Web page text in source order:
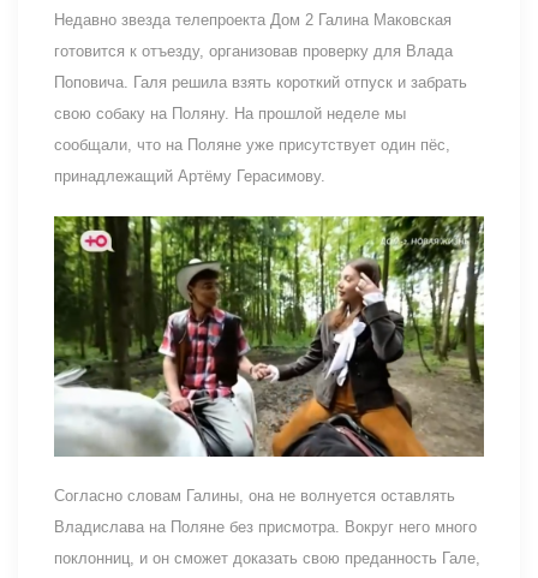
Недавно звезда телепроекта Дом 2 Галина Маковская
готовится к отъезду, организовав проверку для Влада
Поповича. Галя решила взять короткий отпуск и забрать
свою собаку на Поляну. На прошлой неделе мы
сообщали, что на Поляне уже присутствует один пёс,
принадлежащий Артёму Герасимову.
Согласно словам Галины, она не волнуется оставлять
Владислава на Поляне без присмотра. Вокруг него много
поклонниц, и он сможет доказать свою преданность Гале,